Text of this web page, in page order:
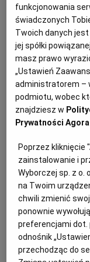
Ogłoszenia z
funkcjonowania
świadczonych
Twoich danych jest
jej spółki
masz prawo
„Ustawień
administratorem –
podmiotu, wobec
znajdziesz w
Prywatności Agora
Poprzez kliknięcie
zainstalowanie i
Wyborczej sp. z o.
na Twoim
chwili zmienić
ponownie
preferencjami dot.
odnośnik
przechodząc do